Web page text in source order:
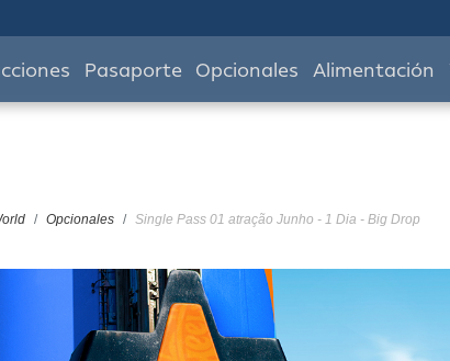
Pasaporte Opcionales Alimentación
Opcionales Single Pass 01 atração Junho - 1 Dia - Big Drop